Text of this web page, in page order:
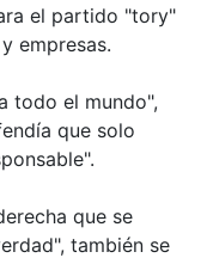
el partido "tory"
empresas.
todo el mundo",
que solo
que se
también se